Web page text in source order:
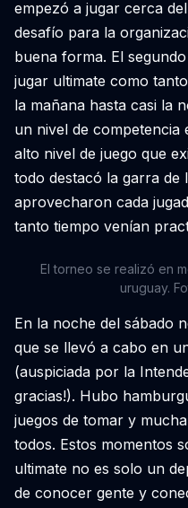
empezó a jugar cerca
desafío para la
buena forma. El
jugar ultimate como
la mañana hasta casi la
un nivel de competencia
alto nivel de juego que
todo destacó la garra de
aprovecharon cada
tanto tiempo venían
El torneo se realizó en
uruguay.
En la noche del sábado
que se llevó a cabo en
(auspiciada por la
gracias!). Hubo
juegos de tomar y
todos. Estos momentos
ultimate no es solo un
de conocer gente y